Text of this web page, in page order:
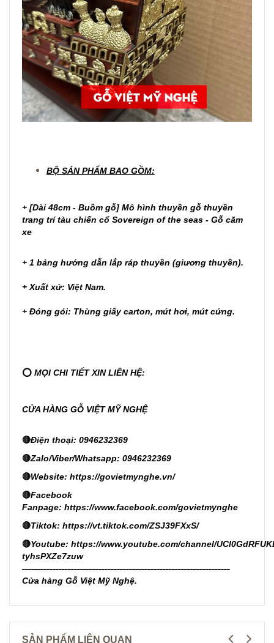
BỘ SẢN PHẨM BAO GỒM:
+ [Dài 48cm - Buồm gỗ] Mô hình thuyền gỗ thuyền
trang trí tàu chiến cổ Sovereign of the seas - Gỗ căm
xe
+ 1 bảng hướng dẫn lắp ráp thuyền (giương thuyền).
+ Xuất xứ: Việt Nam.
+ Đóng gói: Thùng giấy carton, mút hơi, mút cứng.
⭕ MỌI CHI TIẾT XIN LIÊN HỆ:
CỬA HÀNG GỖ VIỆT MỸ NGHỆ
🔴Điện thoại: 0946232369
🔴Zalo/Viber/Whatsapp: 0946232369
🔴Website: https://govietmynghe.vn/
🔴Facebook
Fanpage: https://www.facebook.com/govietmynghe
🔴Tiktok: https://vt.tiktok.com/ZSJ39FXxS/
🔴Youtube: https://www.youtube.com/channel/
tyhsPXZe7zuw
--------------------------------------------------------------------
Cửa hàng Gỗ Việt Mỹ Nghệ.
SẢN PHẨM LIÊN QUAN